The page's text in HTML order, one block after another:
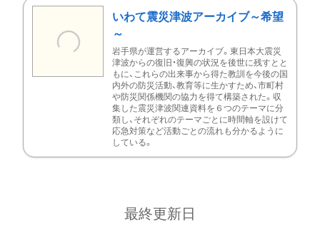
いわて震災津波アーカイブ～希望
～
岩手県が運営するアーカイブ。東日本大震災
津波からの復旧・復興の状況を後世に残すとと
もに、これらの出来事から得た教訓を今後の国
内外の防災活動、教育等に生かすため、市町村
や防災関係機関の協力を得て構築された。収
集した震災津波関連資料を６つのテーマに分
類し、それぞれのテーマごとに時間軸を設けて
応急対策など活動ごとの流れも分かるように
している。
最終更新日